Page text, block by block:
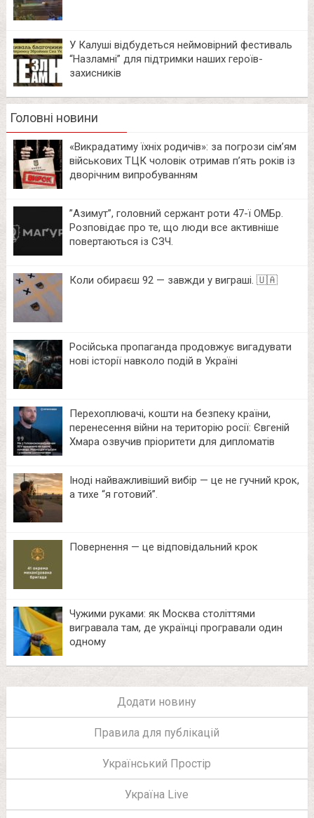
У Калуші відбудеться неймовірний фестиваль
“Назламні” для підтримки наших героїв-
захисників
Головні новини
«Викрадатиму їхніх родичів»: за погрози сім’ям
військових ТЦК чоловік отримав п’ять років із
дворічним випробуванням
⁨”Азимут”, головний сержант роти 47-ї ОМБр.
Розповідає про те, що люди все активніше
повертаються із СЗЧ.
Коли обираєш 92 — завжди у виграші. 🇺🇦
Російська пропаганда продовжує вигадувати
нові історії навколо подій в Україні
Перехоплювачі, кошти на безпеку країни,
перенесення війни на територію росії: Євгеній
Хмара озвучив пріоритети для дипломатів
Іноді найважливіший вибір — це не гучний крок,
а тихе “я готовий”.
Повернення — це відповідальний крок
Чужими руками: як Москва століттями
вигравала там, де українці програвали один
одному
Додати новину
Правила для публікацій
Український Простір
Україна Live